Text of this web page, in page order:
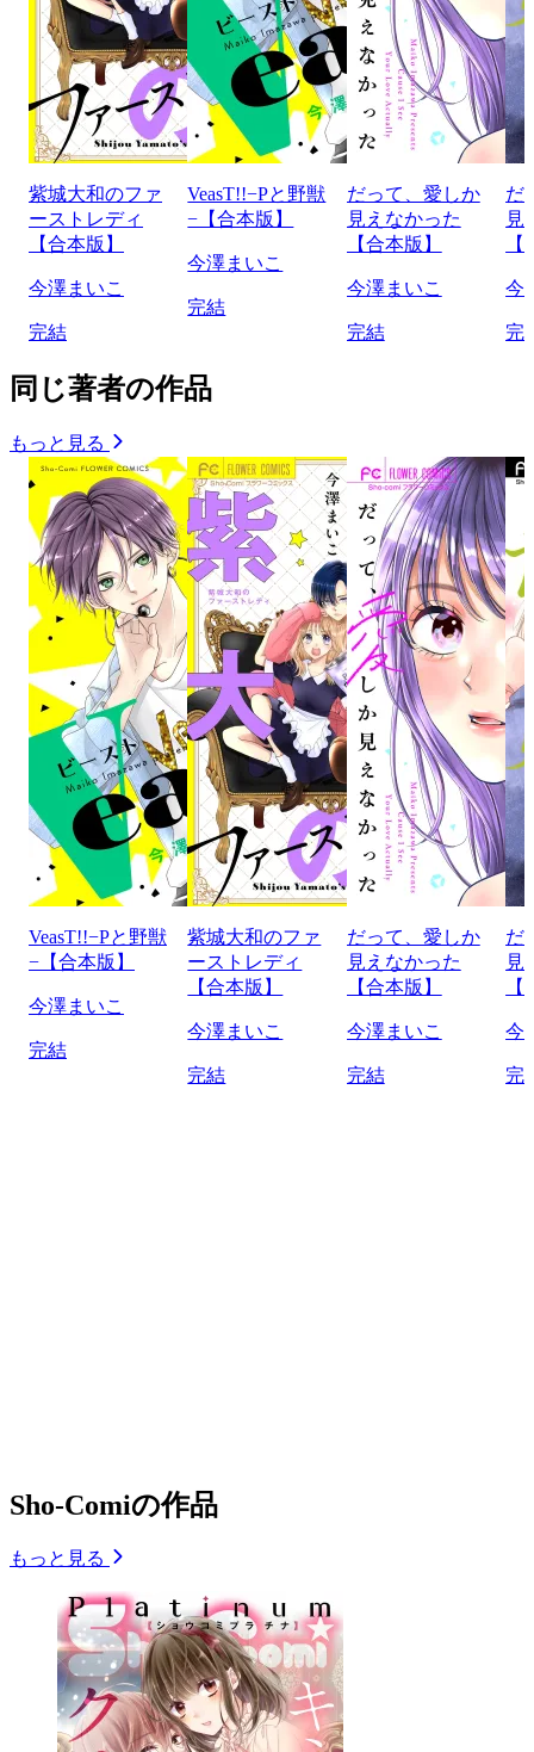
紫城大和のファ
ーストレディ
【合本版】
今澤まいこ
完結
VeasT!!−Pと野獣
−【合本版】
今澤まいこ
完結
だって、愛しか
見えなかった
【合本版】
今澤まいこ
完結
だ
見
今
完
同じ著者の作品
もっと見る
VeasT!!−Pと野獣
−【合本版】
今澤まいこ
完結
紫城大和のファ
ーストレディ
【合本版】
今澤まいこ
完結
だって、愛しか
見えなかった
【合本版】
今澤まいこ
完結
だ
見
今
完
Sho-Comiの作品
もっと見る